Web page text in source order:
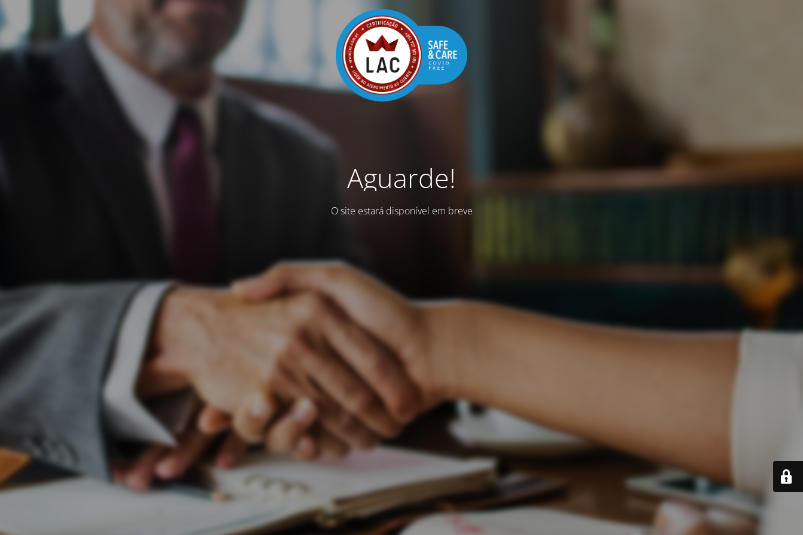
Aguarde!
O site estará disponível em breve